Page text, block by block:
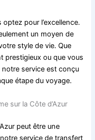
pour l’excellence.
un moyen de
style de vie. Que
prestigieux ou que vous
notre service est conçu
étape du voyage.
sur la Côte d’Azur
peut être une
service de transfert